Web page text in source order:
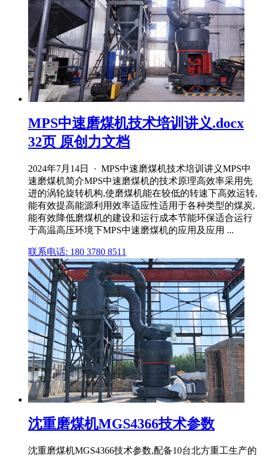
MPS中速磨煤机技术培训讲义.docx
32页 原创力文档
2024年7月14日 · MPS中速磨煤机技术培训讲义MPS中
速磨煤机简介MPS中速磨煤机的技术原理高效率采用先
进的涡轮旋转机构,使磨煤机能在较低的转速下高效运转,
能有效提高能源利用效率适应性适用于各种类型的煤炭,
能有效降低磨煤机的建设和运行成本节能环保适合运行
于高温高压环境下MPS中速磨煤机的应用及应用 ...
联系电话: 180 3780 8511
沈重磨煤机MGS4366技术参数
沈重磨煤机MGS4366技术参数,配备10台北方重工生产的